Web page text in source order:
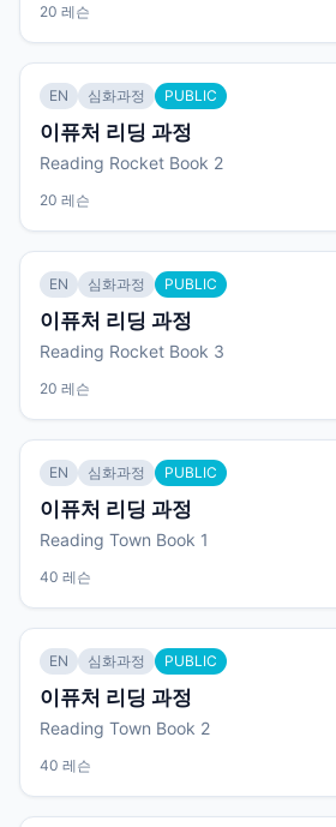
20 레슨
EN 심화과정 PUBLIC
이퓨처 리딩 과정
Reading Rocket Book 2
20 레슨
EN 심화과정 PUBLIC
이퓨처 리딩 과정
Reading Rocket Book 3
20 레슨
EN 심화과정 PUBLIC
이퓨처 리딩 과정
Reading Town Book 1
40 레슨
EN 심화과정 PUBLIC
이퓨처 리딩 과정
Reading Town Book 2
40 레슨